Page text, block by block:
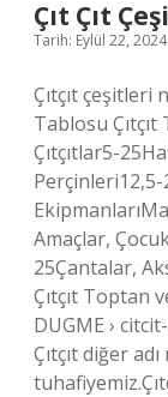
Çıt Çıt
Tarih: Eylül 22, 2024
Çıtçıt çeşitleri
Tablosu
Çıtçıtlar5-
Perçinleri12,5-
Amaçlar,
25Çantalar,
Çıtçıt Toptan
DUGME ›
Çıtçıt diğer